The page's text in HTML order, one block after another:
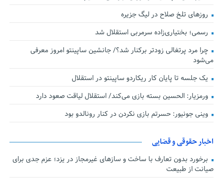
روزهای تلخ صلاح در لیگ جزیره
رسمی؛ بختیاری‌زاده سرمربی استقلال شد
چرا مرد پرتغالی زودتر برکنار شد؟/ جانشین ساپینتو امروز معرفی
می‌شود
یک جلسه تا پایان کار ریکاردو ساپینتو در استقلال
ورمزیار: الحسین بسته بازی می‌کند/ استقلال لیاقت صعود دارد
وینی جونیور: حسرتم بازی نکردن در کنار رونالدو بود
اخبار حقوقی و قضایی
برخورد بدون تعارف با ساخت‌ و سازهای غیرمجاز در یزد؛ عزم جدی برای
صیانت از طبیعت